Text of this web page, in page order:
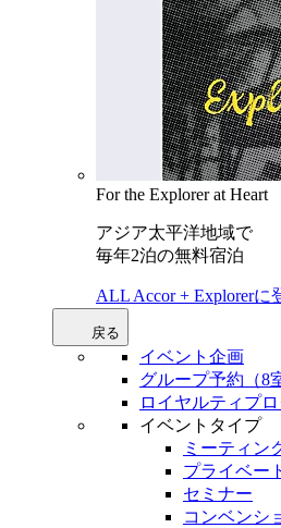
For the Explorer at Heart
アジア太平洋地域で
毎年2泊の無料宿泊
ALL Accor + Explorerに
戻る
イベント企画
グループ予約（8
ロイヤルティプ
イベントタイプ
ミーティン
プライベー
セミナー
コンベンシ